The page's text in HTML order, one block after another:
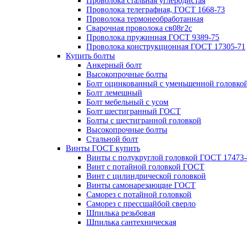
Проволока телеграфная, ГОСТ 1668-73
Проволока термонеобработанная
Сварочная проволока св08г2с
Проволока пружинная ГОСТ 9389-75
Проволока конструкционная ГОСТ 17305-71
Купить болты
Анкерный болт
Высокопрочные болты
Болт оцинкованный с уменьшенной
Болт лемешный
Болт мебельный с усом
Болт шестигранный ГОСТ
Болты с шестигранной головкой
Высокопрочные болты
Стальной болт
Винты ГОСТ купить
Винты с полукруглой головкой ГОСТ
Винт с потайной головкой ГОСТ
Винт с цилиндрической головкой
Винты самонарезающие ГОСТ
Саморез с потайной головкой
Саморез с прессшайбой сверло
Шпилька резьбовая
Шпилька сантехническая